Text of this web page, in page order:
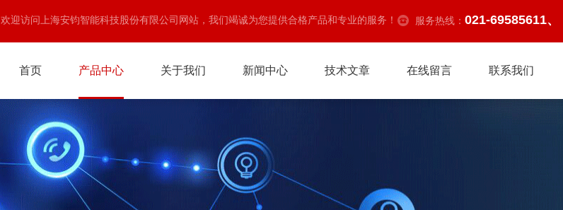
欢迎访问上海安钧智能科技股份有限公司网站，我们竭诚为您提供合格产品和专业的服务！ 服务热线： 021-69585611、
首页 产品中心 关于我们 新闻中心 技术文章 在线留言 联系我们